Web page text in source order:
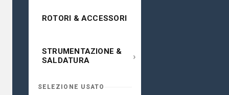
ROTORI & ACCESSORI
STRUMENTAZIONE &
SALDATURA
›
SELEZIONE USATO